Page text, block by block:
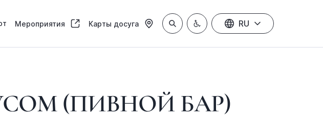
Мероприятия Карты досуга RU
(ПИВНОЙ БАР)